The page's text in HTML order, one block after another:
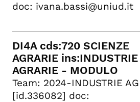
doc: ivana.bassi@uniud.it
DI4A cds:720 SCIENZE
AGRARIE ins:INDUSTRIE
AGRARIE - MODULO
Team: 2024-INDUSTRIE
[id.336082] doc: